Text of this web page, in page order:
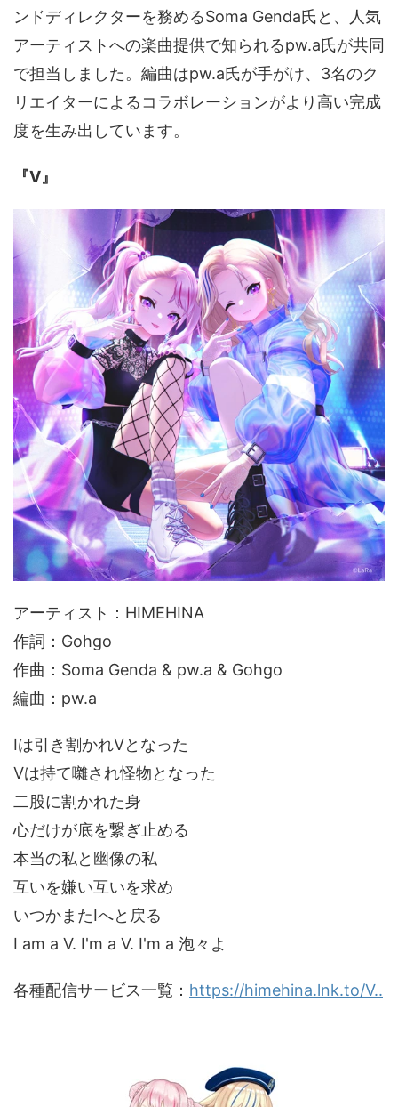
ンドディレクターを務めるSoma Genda氏と、人気
アーティストへの楽曲提供で知られるpw.a氏が共同
で担当しました。編曲はpw.a氏が手がけ、3名のク
リエイターによるコラボレーションがより高い完成
度を生み出しています。
『V』
アーティスト：HIMEHINA
作詞：Gohgo
作曲：Soma Genda & pw.a & Gohgo
編曲：pw.a
Iは引き割かれVとなった
Vは持て囃され怪物となった
二股に割かれた身
心だけが底を繋ぎ止める
本当の私と幽像の私
互いを嫌い互いを求め
いつかまたIへと戻る
I am a V. I'm a V. I'm a 泡々よ
各種配信サービス一覧： https://himehina.lnk.to/V..